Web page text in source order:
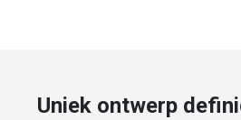
Uniek ontwerp